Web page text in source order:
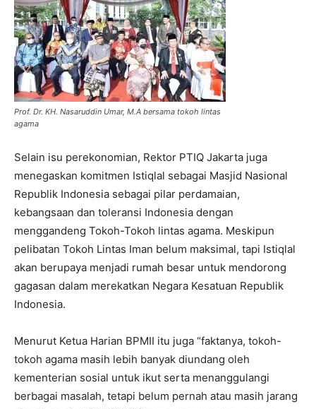
Prof. Dr. KH. Nasaruddin Umar, M.A bersama tokoh lintas
agama
Selain isu perekonomian, Rektor PTIQ Jakarta juga
menegaskan komitmen Istiqlal sebagai Masjid Nasional
Republik Indonesia sebagai pilar perdamaian,
kebangsaan dan toleransi Indonesia dengan
menggandeng Tokoh-Tokoh lintas agama. Meskipun
pelibatan Tokoh Lintas Iman belum maksimal, tapi Istiqlal
akan berupaya menjadi rumah besar untuk mendorong
gagasan dalam merekatkan Negara Kesatuan Republik
Indonesia.
Menurut Ketua Harian BPMII itu juga “faktanya, tokoh-
tokoh agama masih lebih banyak diundang oleh
kementerian sosial untuk ikut serta menanggulangi
berbagai masalah, tetapi belum pernah atau masih jarang